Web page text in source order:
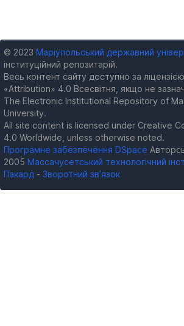
© 2023 Маріупольський державний
інституційний репозитарій.
Весь контент сайту доступно за
«Attribution» 4.0 Всесвітня, якщо не
The Electronic Institutional Repository of
University.
All site content is licensed under Creative
4.0 Worldwide, unless otherwise noted.
Програмне забезпечення DSpace
2005 Массачусетський технологічний
Пакард - Зворотний зв’язок